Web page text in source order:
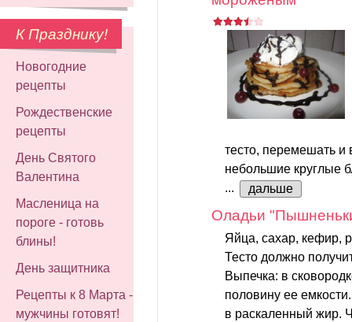
К Празднику!
Новогодние
рецепты
Рождественские
рецепты
День Святого
Валентина
Масленица на
пороге - готовь
блины!
День защитника
Рецепты к 8 Марта -
мужчины готовят!
тесто, перемешать и
небольшие круглые
...
дальше
Оладьи
Яйца, сахар, кефир,
Тесто должно
Выпечка: в
половину ее
в раскаленный жир.